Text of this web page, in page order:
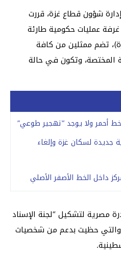
شؤون قطاع غزة، قررت
عمليات حكومية طارئة
تضم ممثلين من كافة
المختصة، وتكون في حالة
أحمر ولا يوجد “تهجير طوعي”
جديدة لسكان غزة وإلغاء
مصرية لتشكيل “لجنة الإسناد
والتي حظيت بدعم من شخصيات